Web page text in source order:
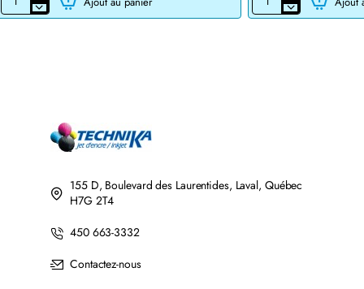
CARTOUCHE
JET
CARTOUCHE
DE
155 D, Boulevard des Laurentides, Laval, Québec
H7G 2T4
450 663-3332
Contactez-nous